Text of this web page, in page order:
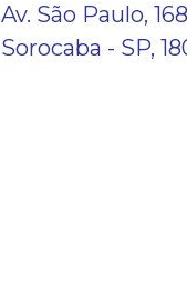
Av. São Paulo,
Sorocaba - SP,